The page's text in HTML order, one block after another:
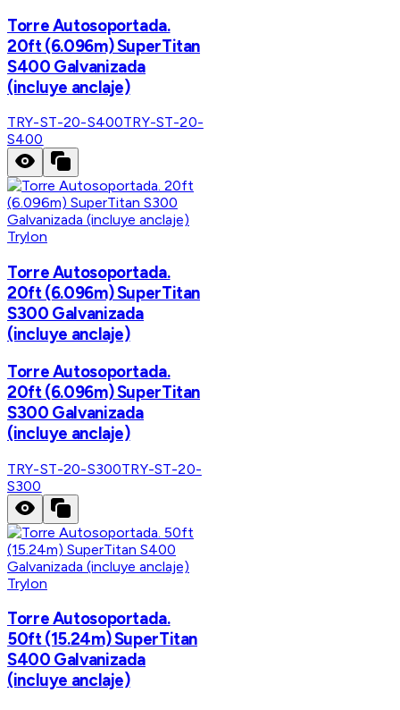
Torre Autosoportada.
20ft (6.096m) SuperTitan
S400 Galvanizada
(incluye anclaje)
TRY-ST-20-S400TRY-ST-20-
S400
Trylon
Torre Autosoportada.
20ft (6.096m) SuperTitan
S300 Galvanizada
(incluye anclaje)
Torre Autosoportada.
20ft (6.096m) SuperTitan
S300 Galvanizada
(incluye anclaje)
TRY-ST-20-S300TRY-ST-20-
S300
Trylon
Torre Autosoportada.
50ft (15.24m) SuperTitan
S400 Galvanizada
(incluye anclaje)